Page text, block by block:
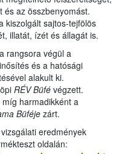
és az összbenyomást.
kiszolgált sajtos-tejfölös
illatát, ízét és állagát is.
rangsora végül a
és a hatósági
alakult ki.
RÉV Büfé végzett.
míg harmadikként a
Büféjezárt.
eredmények
oldalán: